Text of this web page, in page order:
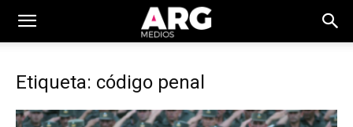
Etiqueta: código penal